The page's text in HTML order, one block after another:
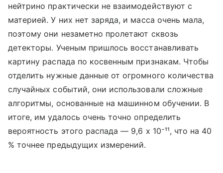
нейтрино практически не взаимодействуют с
материей. У них нет заряда, и масса очень мала,
поэтому они незаметно пролетают сквозь
детекторы. Ученым пришлось восстанавливать
картину распада по косвенным признакам. Чтобы
отделить нужные данные от огромного количества
случайных событий, они использовали сложные
алгоритмы, основанные на машинном обучении. В
итоге, им удалось очень точно определить
вероятность этого распада — 9,6 x 10⁻¹¹, что на 40
% точнее предыдущих измерений.